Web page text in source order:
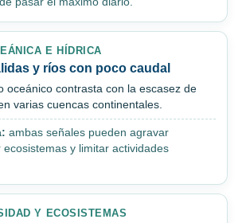
E HÍDRICA
y ríos con poco caudal
oceánico contrasta con la escasez de
varias cuencas continentales.
ambas señales pueden agravar
y limitar actividades
Y ECOSISTEMAS